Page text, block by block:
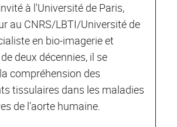
à l'Université de Paris,
au CNRS/LBTI/Université de
en bio-imagerie et
deux décennies, il se
compréhension des
tissulaires dans les maladies
de l'aorte humaine.